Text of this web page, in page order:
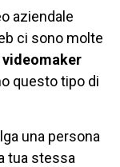
aziendale
ci sono molte
videomaker
questo tipo di
una persona
tua stessa